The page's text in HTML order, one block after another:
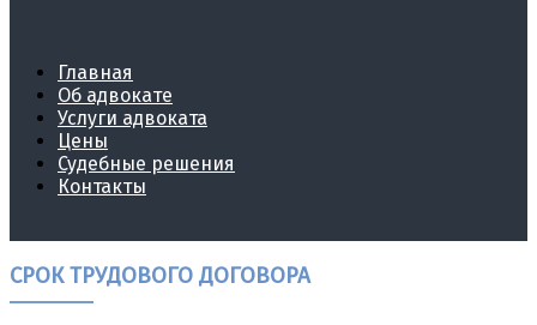
Главная
Об адвокате
Услуги адвоката
Цены
Судебные решения
Контакты
СРОК ТРУДОВОГО ДОГОВОРА